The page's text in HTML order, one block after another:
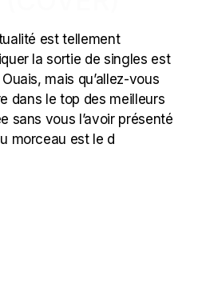
est tellement
la sortie de singles est
mais qu’allez-vous
dans le top des meilleurs
sans vous l’avoir présenté
morceau est le d